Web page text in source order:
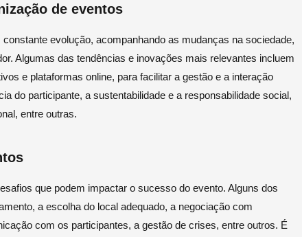
de eventos
evolução, acompanhando as mudanças na sociedade,
Algumas das tendências e inovações mais relevantes incluem
e plataformas online, para facilitar a gestão e a interação
do participante, a sustentabilidade e a responsabilidade social,
entre outras.
que podem impactar o sucesso do evento. Alguns dos
a escolha do local adequado, a negociação com
com os participantes, a gestão de crises, entre outros. É